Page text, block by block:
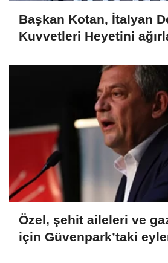
Başkan Kotan, İtalyan
Kuvvetleri Heyetini
Özel, şehit aileleri ve
için Güvenpark’taki